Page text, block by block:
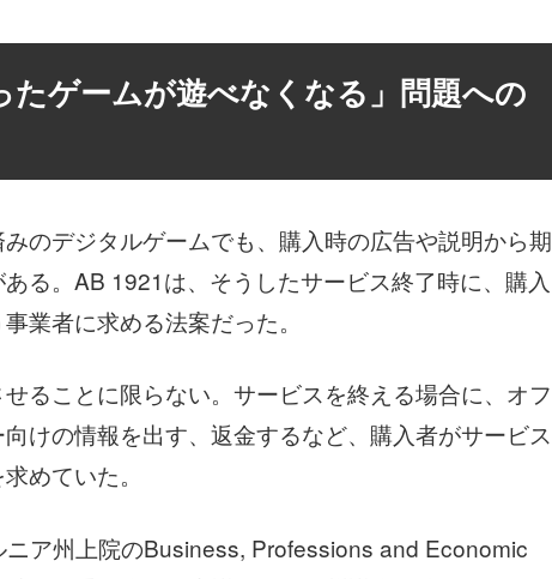
ゲームが遊べなくなる」問題への
のデジタルゲームでも、購入時の広告や説明から期
る。AB 1921は、そうしたサービス終了時に、購入
業者に求める法案だった。
ることに限らない。サービスを終える場合に、オフ
けの情報を出す、返金するなど、購入者がサービス
めていた。
ア州上院のBusiness, Professions and Economic